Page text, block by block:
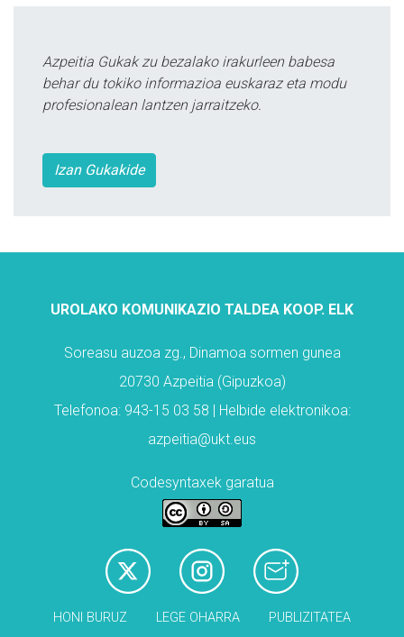
Azpeitia Gukak zu bezalako irakurleen babesa
behar du tokiko informazioa euskaraz eta modu
profesionalean lantzen jarraitzeko.
Izan Gukakide
UROLAKO KOMUNIKAZIO TALDEA KOOP. ELK
Soreasu auzoa zg., Dinamoa sormen gunea
20730 Azpeitia (Gipuzkoa)
Telefonoa: 943-15 03 58 | Helbide elektronikoa:
azpeitia@ukt.eus
Codesyntaxek garatua
HONI BURUZ LEGE OHARRA PUBLIZITATEA